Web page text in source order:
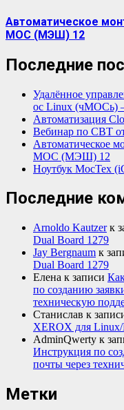
Автоматическое
МОС (МЭШ) 12
Последние
Удалённое
ос Linux (чМОСь)
Автоматизация
Вебинар по СВТ
Автоматическое
МОС (МЭШ) 12
Ноутбук МосТех
Последние
Arnoldo Kautzerк
Dual Board 1279
Jay Bergnaum к
Dual Board 1279
Елена к записи
по созданию
техническую
Станислав к
XEROX для
AdminQwerty к
Инструкция по
почты через
Метки